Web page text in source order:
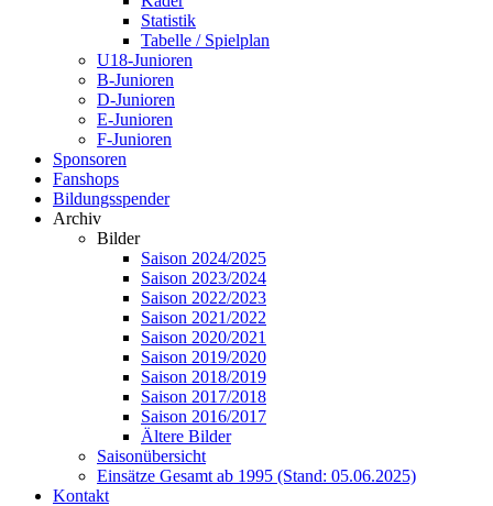
Statistik
Tabelle / Spielplan
U18-Junioren
B-Junioren
D-Junioren
E-Junioren
F-Junioren
Sponsoren
Fanshops
Bildungsspender
Archiv
Bilder
Saison 2024/2025
Saison 2023/2024
Saison 2022/2023
Saison 2021/2022
Saison 2020/2021
Saison 2019/2020
Saison 2018/2019
Saison 2017/2018
Saison 2016/2017
Ältere Bilder
Saisonübersicht
Einsätze Gesamt ab 1995 (Stand: 05.06.2025)
Kontakt